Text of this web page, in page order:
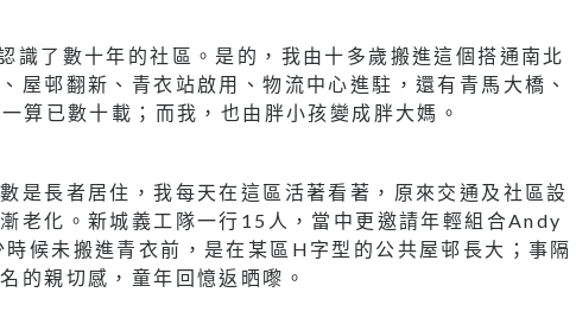
識了數十年的社區。是的，我由十多歲搬進這個搭通南北
屋邨翻新、青衣站啟用、物流中心進駐，還有青馬大橋、
算已數十載；而我，也由胖小孩變成胖大媽。
是長者居住，我每天在這區活著看著，原來交通及社區設
老化。新城義工隊一行15人，當中更邀請年輕組合Andy
候未搬進青衣前，是在某區H字型的公共屋邨長大；事隔
的親切感，童年回憶返晒嚟。